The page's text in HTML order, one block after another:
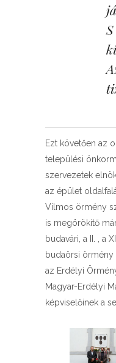
Ezt követően az
települési
szervezetek
az épület
Vilmos örmény
is megörökítő
budavári, a II. , a
budaörsi örmény
az Erdélyi
Magyar-Erdélyi
képviselőinek a